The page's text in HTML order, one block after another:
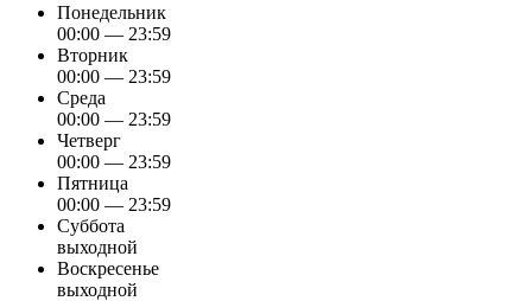
Понедельник
00:00 — 23:59
Вторник
00:00 — 23:59
Среда
00:00 — 23:59
Четверг
00:00 — 23:59
Пятница
00:00 — 23:59
Суббота
выходной
Воскресенье
выходной